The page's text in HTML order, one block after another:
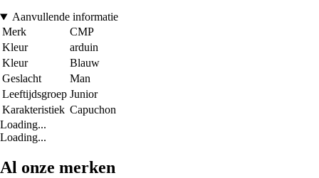
Aanvullende informatie
Merk
CMP
Kleur
arduin
Kleur
Blauw
Geslacht
Man
Leeftijdsgroep Junior
Karakteristiek Capuchon
Loading...
Loading...
Al onze merken